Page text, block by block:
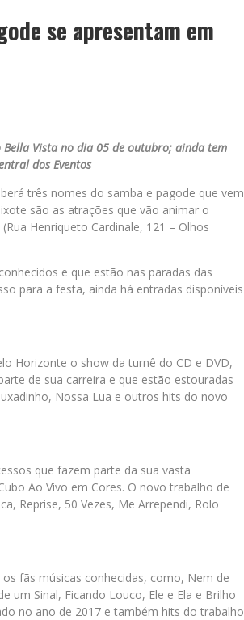
se apresentam em
Vista no dia 05 de outubro; ainda tem
dos Eventos
três nomes do samba e pagode que vem
são as atrações que vão animar o
Henriqueto Cardinale, 121 – Olhos
e que estão nas paradas das
para a festa, ainda há entradas disponíveis
Horizonte o show da turnê do CD e DVD,
de sua carreira e que estão estouradas
Nossa Lua e outros hits do novo
que fazem parte da sua vasta
Ao Vivo em Cores. O novo trabalho de
Reprise, 50 Vezes, Me Arrependi, Rolo
fãs músicas conhecidas, como, Nem de
um Sinal, Ficando Louco, Ele e Ela e Brilho
no ano de 2017 e também hits do trabalho